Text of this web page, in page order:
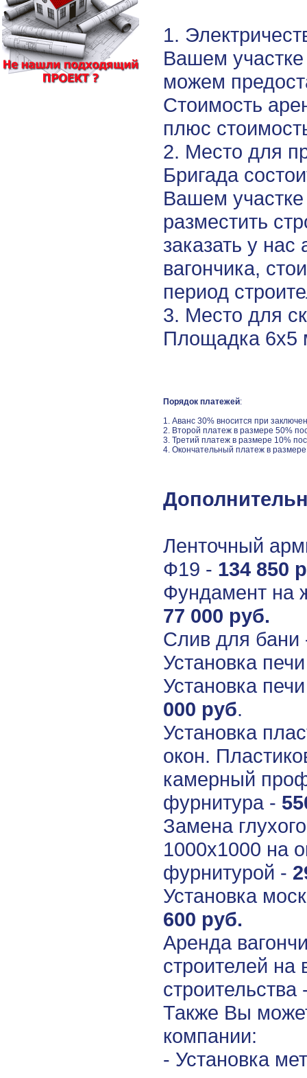
1.
Вашем
можем
Стоимость
плюс
2. Место для
Бригада
Вашем
разместить
заказать у нас
вагончика,
период
3. Место для
Площадка 6х5
Порядок платежей:
1. Аванс 30% вносится при
2. Второй платеж в размере 50%
3. Третий платеж в размере 10%
4. Окончательный платеж в
Ленточный
Ф19 - 134 850
Фундамент на
77 000 руб.
Слив для
Установка
Установка
000 руб.
Установка
окон.
камерный
фурнитура -
Замена
1000х1000 на
фурнитурой -
Установка
600 руб.
Аренда
строителей на
Также Вы
компании:
- Установка